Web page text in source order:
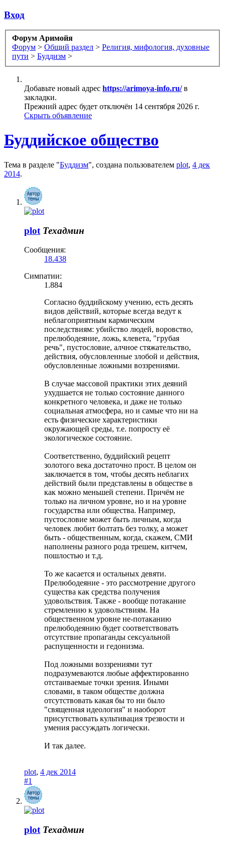
Вход
Форум Аримойя
Форум > Общий раздел > Религия, мифология, духовные
пути > Буддизм >
Добавьте новый адрес https://arimoya-info.ru/в
закладки.
Прежний адрес будет отключён 14 сентября 2026 г.
Скрыть объявление
Буддийское общество
Тема в разделе "Буддизм", создана пользователем plot, 4 дек
2014.
plot Техадмин
Сообщения:
18.438
Симпатии:
1.884
Согласно буддийскому учению, есть десять
видов действий, которые всегда ведут к
неблагоприятным кармическим
последствиям: убийство людей, воровство,
прелюбодеяние, ложь, клевета, "грубая
речь", пустословие, алчное стяжательство,
действия, обусловленные злобой и действия,
обусловленные ложными воззрениями.
В случае массовой практики этих деяний
ухудшается не только состояние данного
конкретного человека, и даже не только
социальная атмосфера, но и самые что ни на
есть физические характеристики
окружающей среды, т.е. попросту её
экологическое состояние.
Соответственно, буддийский рецепт
золотого века достаточно прост. В целом он
заключается в том, чтобы десять неблагих
действий были представлены в обществе в
как можно меньшей степени. Причём не
только на личном уровне, но и на уровне
государства или общества. Например,
пустословие может быть личным, когда
человек любит болтать без толку, а может
быть - общественным, когда, скажем, СМИ
наполнены разного рода трешем, китчем,
пошлостью и т.д.
То же касается и остальных девяти.
Прелюбодеяние - это рассмотрение другого
существа как средства получения
удовольствия. Также - вообще потакание
стремлению к удовольствиям. На
общественном уровне не-потаканию
прелюбодеянию будет соответствовать
отсутствие пропаганды сексуальной
распущенности и гедонизма.
Под ложными воззрениями тут
подразумеваются любые аффектированно
отстаиваемые точки зрения. Иными
словами, в таком обществе должна
отсутствовать какая бы то ни было
"священная идеология" и наоборот
присутствовать культивация трезвости и
умения рассуждать логически.
И так далее.
plot, 4 дек 2014
#1
plot Техадмин